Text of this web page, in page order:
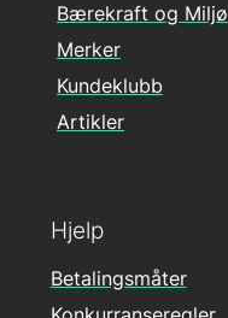
Hjelp
Betalingsmåter
Bærekraft og Miljø
Merker
Kundeklubb
Artikler